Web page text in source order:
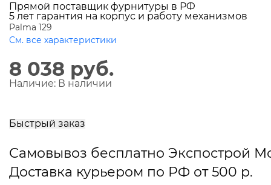
Прямой поставщик фурнитуры в РФ
5 лет гарантия на корпус и работу механизмов
Palma 129
См. все характеристики
8 038 руб.
Наличие: В наличии
Быстрый заказ
Самовывоз бесплатно Экспострой
Доставка курьером по РФ от 500 р.